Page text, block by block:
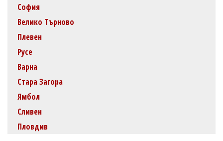
София
Велико Търново
Плевен
Русе
Варна
Стара Загора
Ямбол
Сливен
Пловдив